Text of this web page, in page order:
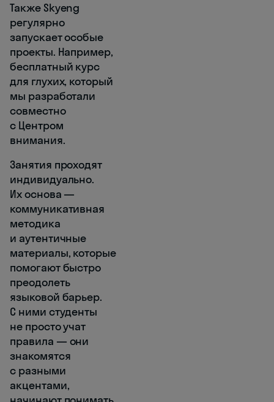
Также Skyeng
регулярно
запускает особые
проекты. Например,
бесплатный курс
для глухих, который
мы разработали
совместно
с Центром
внимания.
Занятия проходят
индивидуально.
Их основа —
коммуникативная
методика
и аутентичные
материалы, которые
помогают быстро
преодолеть
языковой барьер.
С ними студенты
не просто учат
правила — они
знакомятся
с разными
акцентами,